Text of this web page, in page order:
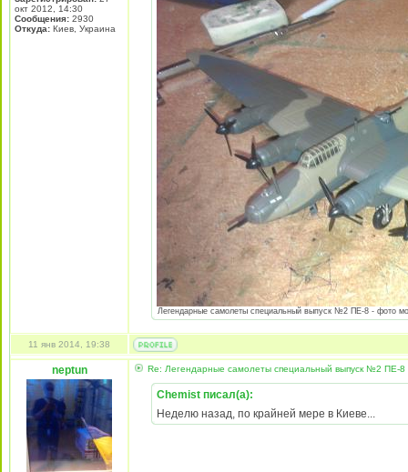
окт 2012, 14:30
Сообщения: 2930
Откуда: Киев, Украина
Легендарные самолеты специальный выпуск №2 ПЕ-8 - фото
11 янв 2014, 19:38
neptun Re: Легендарные самолеты специальный выпуск №2 ПЕ-
Chemist писал(а):
Неделю назад, по крайней мере в Киеве...